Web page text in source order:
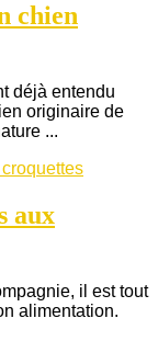
chien
déjà entendu
originaire de
...
aux
il est tout
alimentation.